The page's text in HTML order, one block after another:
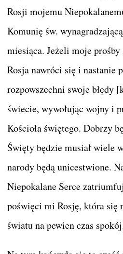
Rosji mojemu
Komunię św.
miesiąca. Jeżeli moje prośby
Rosja nawróci się i nastanie
rozpowszechni swoje błędy
świecie, wywołując wojny i
Kościoła świętego. Dobrzy
Święty będzie musiał wiele
narody będą unicestwione.
Niepokalane Serce
poświęci mi Rosję, która się
światu na pewien czas